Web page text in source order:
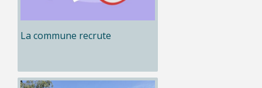
La commune recrute